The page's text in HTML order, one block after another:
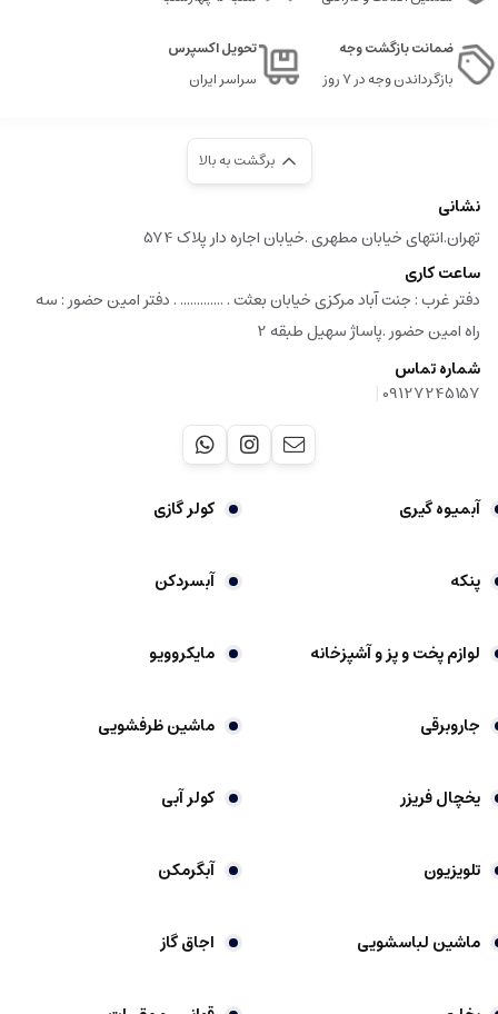
ضمانت بازگشت وجه
بازگرداندن وجه در ۷ روز
تحویل اکسپرس
سراسر ایران
برگشت به بالا
نشانی
تهران.انتهای خیابان مطهری .خیابان اجاره دار پلاک 574
ساعت کاری
دفتر غرب : جنت آباد مرکزی خیابان بعثت . ............. . دفتر امین حضور : سه
راه امین حضور .پاساژ سهیل طبقه 2
شماره تماس
09127245157
|
آبمیوه گیری کولر گازی
پنکه آبسردکن
لوازم پخت و پز و آشپزخانه مایکروویو
جاروبرقی ماشین ظرفشویی
یخچال فریزر کولر آبی
تلویزیون آبگرمکن
ماشین لباسشویی اجاق گاز